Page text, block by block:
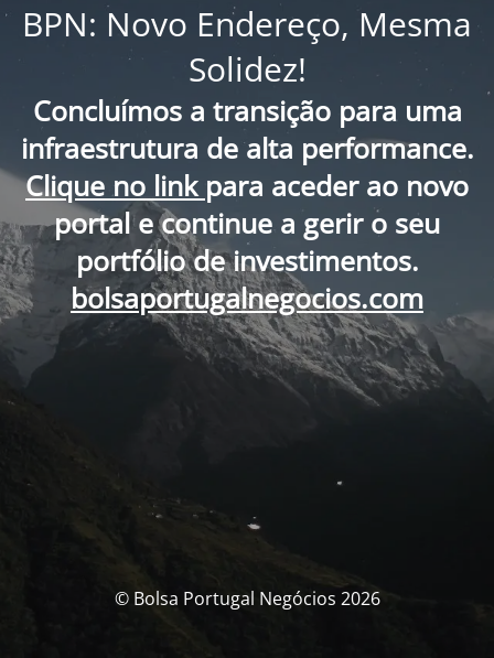
BPN: Novo Endereço, Mesma
Solidez!
Concluímos a transição para uma
infraestrutura de alta performance.
Clique no link para aceder ao novo
portal e continue a gerir o seu
portfólio de investimentos.
bolsaportugalnegocios.com
© Bolsa Portugal Negócios 2026